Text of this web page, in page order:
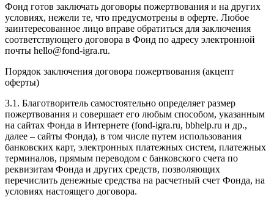
Фонд готов заключать договоры пожертвования и на других
условиях, нежели те, что предусмотрены в оферте. Любое
заинтересованное лицо вправе обратиться для заключения
соответствующего договора в Фонд по адресу электронной
почты hello@fond-igra.ru.
Порядок заключения договора пожертвования (акцепт
оферты)
3.1. Благотворитель самостоятельно определяет размер
пожертвования и совершает его любым способом, указанным
на сайтах Фонда в Интернете (fond-igra.ru, bbhelp.ru и др.,
далее – сайты Фонда), в том числе путем использования
банковских карт, электронных платежных систем, платежных
терминалов, прямым переводом с банковского счета по
реквизитам Фонда и других средств, позволяющих
перечислить денежные средства на расчетный счет Фонда, на
условиях настоящего договора.